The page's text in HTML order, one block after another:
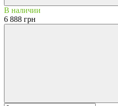
В наличии
6 888 грн